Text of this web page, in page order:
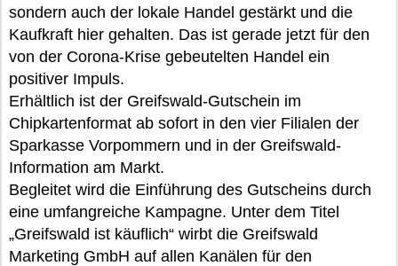
sondern auch der lokale Handel gestärkt und die
Kaufkraft hier gehalten. Das ist gerade jetzt für den
von der Corona-Krise gebeutelten Handel ein
positiver Impuls.
Erhältlich ist der Greifswald-Gutschein im
Chipkartenformat ab sofort in den vier Filialen der
Sparkasse Vorpommern und in der Greifswald-
Information am Markt.
Begleitet wird die Einführung des Gutscheins durch
eine umfangreiche Kampagne. Unter dem Titel
„Greifswald ist käuflich“ wirbt die Greifswald
Marketing GmbH auf allen Kanälen für den